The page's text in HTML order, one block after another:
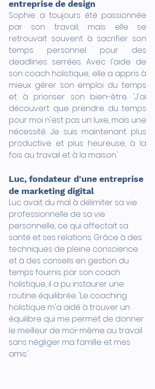
entreprise de design
Sophie a toujours été passionnée
par son travail, mais elle se
retrouvait souvent à sacrifier son
temps personnel pour des
deadlines serrées. Avec l'aide de
son coach holistique, elle a appris à
mieux gérer son emploi du temps
et à prioriser son bien-être. 'J'ai
découvert que prendre du temps
pour moi n'est pas un luxe, mais une
nécessité. Je suis maintenant plus
productive et plus heureuse, à la
fois au travail et à la maison.'
Luc, fondateur d'une entreprise
de marketing digital
Luc avait du mal à délimiter sa vie
professionnelle de sa vie
personnelle, ce qui affectait sa
santé et ses relations. Grâce à des
techniques de pleine conscience
et à des conseils en gestion du
temps fournis par son coach
holistique, il a pu instaurer une
routine équilibrée. 'Le coaching
holistique m'a aidé à trouver un
équilibre qui me permet de donner
le meilleur de moi-même au travail
sans négliger ma famille et mes
amis.'